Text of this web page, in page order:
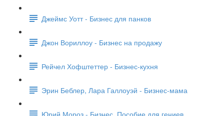
Джеймс Уотт - Бизнес для панков
Джон Вориллоу - Бизнес на продажу
Рейчел Хофштеттер - Бизнес-кухня
Эрин Беблер, Лара Галлоуэй - Бизнес-мама
Юрий Мороз - Бизнес. Пособие для гениев